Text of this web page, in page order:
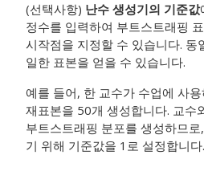
(선택사항) 난수 생성기의 기준값
정수를 입력하여 부트스트래핑
시작점을 지정할 수 있습니다. 동
일한 표본을 얻을 수 있습니다.
예를 들어, 한 교수가 수업에 사
재표본을 50개 생성합니다. 교수
부트스트래핑 분포를 생성하므
기 위해 기준값을 1로 설정합니다.